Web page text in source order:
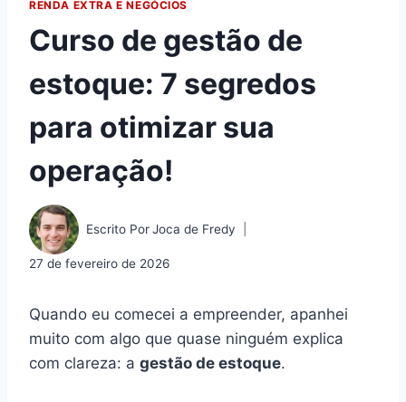
RENDA EXTRA E NEGÓCIOS
Curso de gestão de
estoque: 7 segredos
para otimizar sua
operação!
Escrito PorJoca de Fredy
27 de fevereiro de 2026
Quando eu comecei a empreender, apanhei
muito com algo que quase ninguém explica
com clareza: a gestão de estoque.